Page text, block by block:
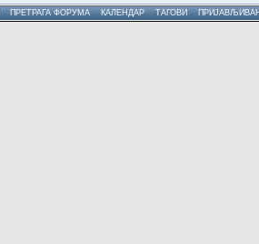
ПРЕТРАГА ФОРУМА КАЛЕНДАР ТАГОВИ